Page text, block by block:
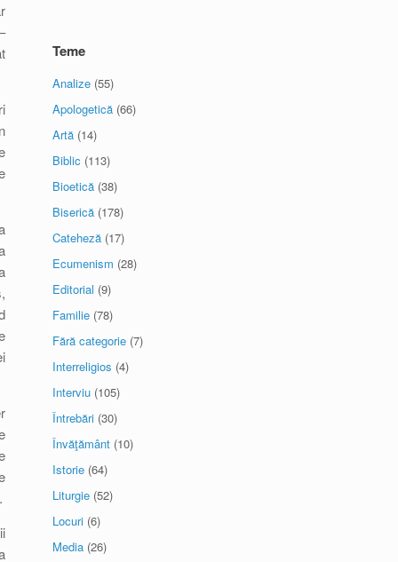
Teme
Analize (55)
Apologetică (66)
Artă (14)
Biblic (113)
Bioetică (38)
Biserică (178)
Cateheză (17)
Ecumenism (28)
Editorial (9)
Familie (78)
Fără categorie (7)
Interreligios (4)
Interviu (105)
Întrebări (30)
Învăţământ (10)
Istorie (64)
Liturgie (52)
Locuri (6)
Media (26)